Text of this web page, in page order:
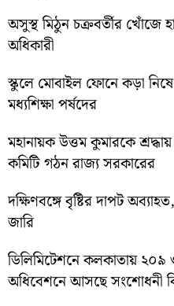
অসুস্থ মিঠুন চক্রবর্তীর খোঁজে
অধিকারী
স্কুলে মোবাইল ফোনে কড়া
মধ্যশিক্ষা পর্ষদের
মহানায়ক উত্তম কুমারকে
কমিটি গঠন রাজ্য সরকারের
দক্ষিণবঙ্গে বৃষ্টির দাপট
জারি
ডিলিমিটেশনে কলকাতায়
অধিবেশনে আসছে সংশোধনী